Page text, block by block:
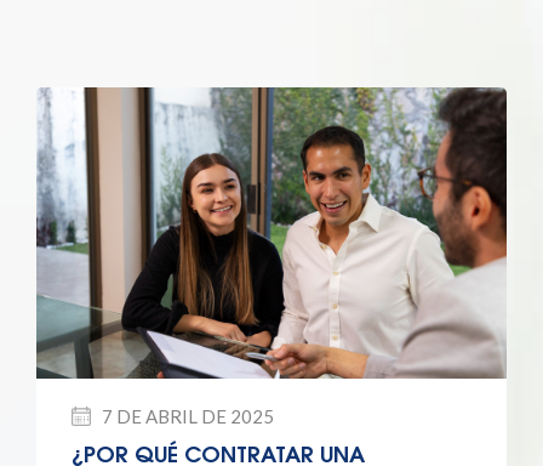
7 DE ABRIL DE 2025
¿POR QUÉ CONTRATAR UNA